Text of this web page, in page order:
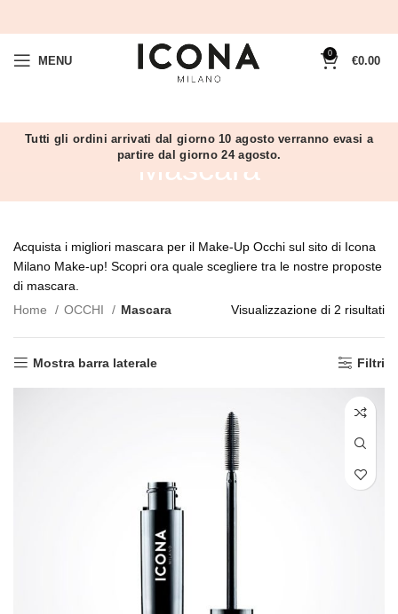
MENU
0
€0.00
Tutti gli ordini arrivati dal giorno 10 agosto verranno evasi a
partire dal giorno 24 agosto.
Mascara
Acquista i migliori mascara per il Make-Up Occhi sul sito di Icona
Milano Make-up! Scopri ora quale scegliere tra le nostre proposte
di mascara.
Home
OCCHI Mascara Visualizzazione di 2 risultati
Mostra barra laterale Filtri